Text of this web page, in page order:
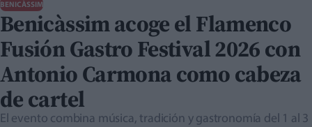
BENICÀSSIM
Benicàssim acoge el Flamenco
Fusión Gastro Festival 2026 con
Antonio Carmona como cabeza
de cartel
El evento combina música, tradición y gastronomía del 1 al 3